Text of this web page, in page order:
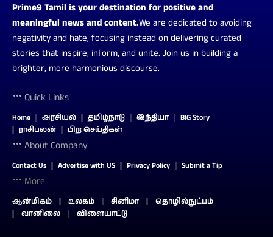
Prime9 Tamil is your destination for positive and
meaningful news and content.We are dedicated to avoiding
negativity and hate, focusing instead on delivering curated
stories that inspire, inform, and unite. Join us in building a
brighter, more harmonious discourse.
Quick Links
Home அரசியல் தமிழ்நாடு இந்தியா
BIG Story
ராசிபலன்
பிற செய்திகள்
About Company
Contact Us Advertise with US Privacy Policy Submit a Tip
More
ஆன்மிகம் உலகம் சினிமா
தொழில்நுட்பம்
வானிலை
விளையாட்டு